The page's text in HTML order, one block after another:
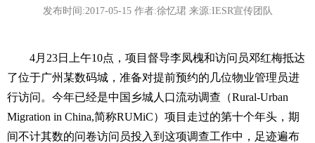
发布时间:2017-05-15 作者:徐忆珺 来源:IESR宣传团队
4月23日上午10点，项目督导李凤槐和访问员邓红梅抵达
了位于广州某数码城，准备对提前预约的几位物业管理员进
行访问。今年已经是中国乡城人口流动调查（Rural-Urban
Migration in China,简称RUMiC）项目走过的第十个年头，期
间不计其数的问卷访问员投入到这项调查工作中，足迹遍布